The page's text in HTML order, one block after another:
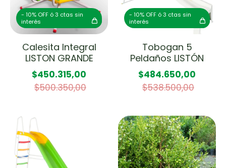
- 10% OFF ó 3 ctas sin
interés
Calesita Integral
LISTON GRANDE
$450.315,00
$500.350,00
- 10% OFF ó 3 ctas sin
interés
Tobogan 5
Peldaños LISTÓN
$484.650,00
$538.500,00